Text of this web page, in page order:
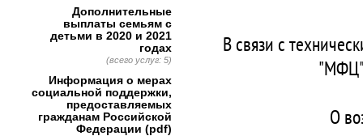
В связи с
"МФЦ"
О
Дополнительные
выплаты семьям с
детьми в 2020 и 2021
годах
(всего услуг: 5)
Информация о мерах
социальной поддержки,
предоставляемых
гражданам Российской
Федерации (pdf)